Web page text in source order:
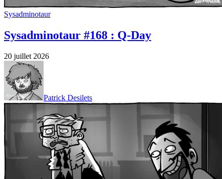
Sysadminotaur
Sysadminotaur #168 : Q-Day
20 juillet 2026
Patrick Desilets